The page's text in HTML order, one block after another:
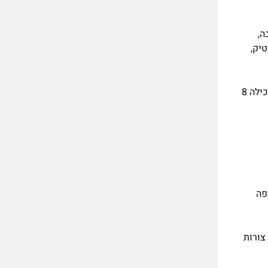
כמו כן, יש לצחצח שיניים ולשטוף את הפה במי פה בבוקר הניתוח (אם השתל מוחדר דרך הפה). הפציינטית מתבקשת להימנע מאכילה 8